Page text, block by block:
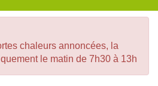
chaleurs annoncées, la
le matin de 7h30 à 13h